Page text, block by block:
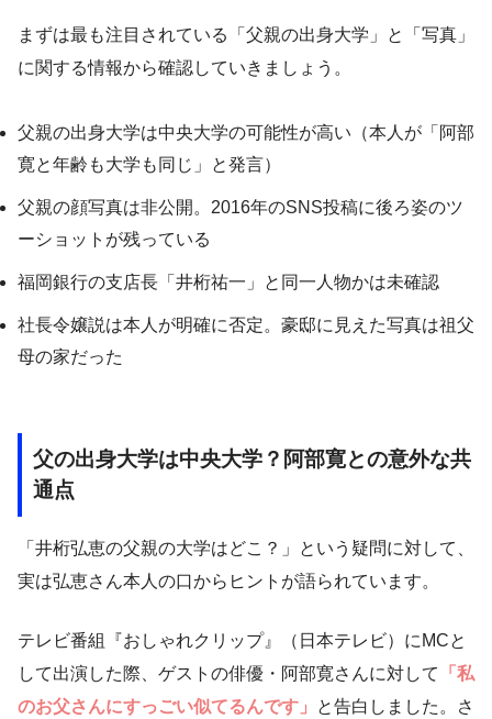
まずは最も注目されている「父親の出身大学」と「写真」
に関する情報から確認していきましょう。
父親の出身大学は中央大学の可能性が高い（本人が「阿部
寛と年齢も大学も同じ」と発言）
父親の顔写真は非公開。2016年のSNS投稿に後ろ姿のツ
ーショットが残っている
福岡銀行の支店長「井桁祐一」と同一人物かは未確認
社長令嬢説は本人が明確に否定。豪邸に見えた写真は祖父
母の家だった
父の出身大学は中央大学？阿部寛との意外な共
通点
「井桁弘恵の父親の大学はどこ？」という疑問に対して、
実は弘恵さん本人の口からヒントが語られています。
テレビ番組『おしゃれクリップ』（日本テレビ）にMCと
して出演した際、ゲストの俳優・阿部寛さんに対して
「私
のお父さんにすっごい似てるんです」
と告白しました。さ